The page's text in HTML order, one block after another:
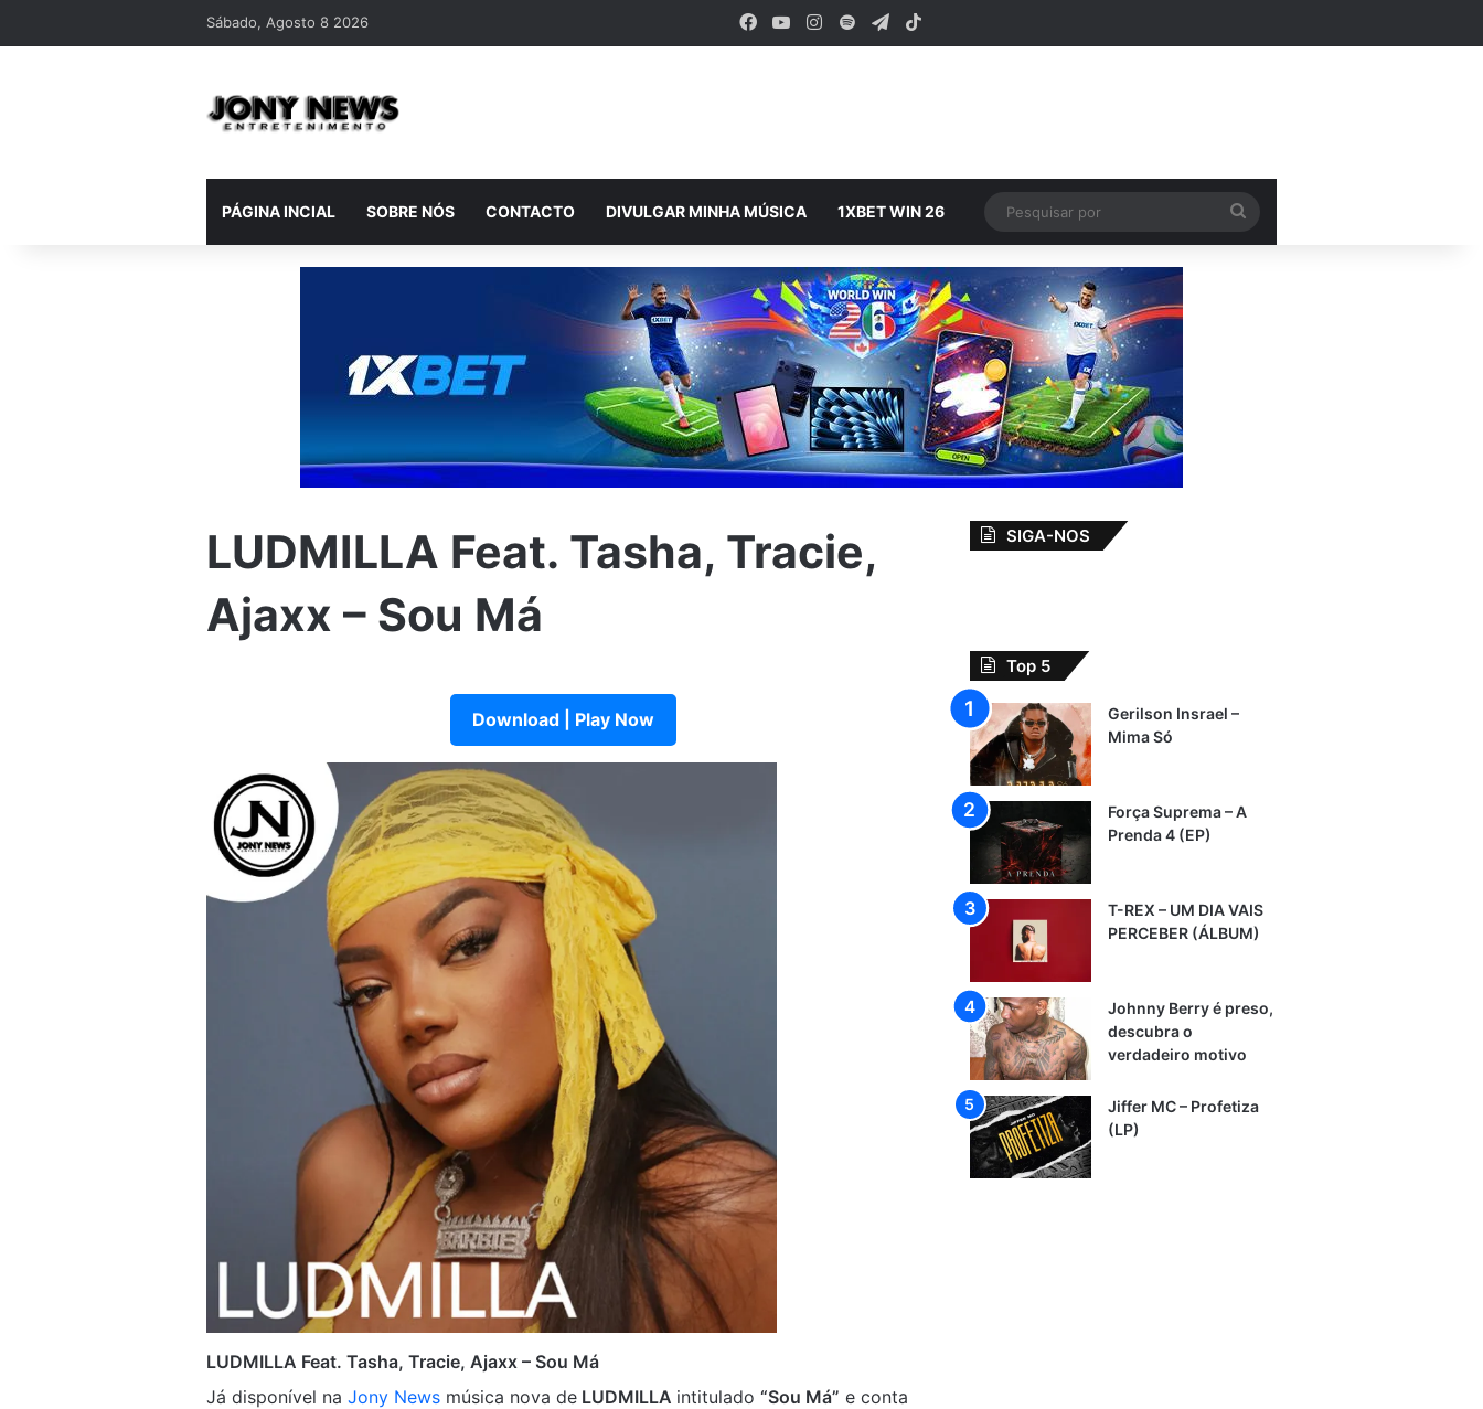
Sábado, Agosto 8 2026 Facebook
YouTubeInstagram
SpotifyTelegram
PÁGINA INCIAL SOBRE NÓS CONTACTO DIVULGAR MINHA MÚSICA 1XBET WIN 26
por
LUDMILLA Feat. Tasha, Tracie,
Ajaxx – Sou Má
Download | Play Now
LUDMILLA Feat. Tasha, Tracie, Ajaxx – Sou Má
Já disponível na Jony News música nova de LUDMILLA intitulado “Sou Má” e conta
SIGA-NOS
Top 5
Gerilson Insrael –
Mima Só
Força Suprema – A
Prenda 4 (EP)
T-REX – UM DIA VAIS
PERCEBER (ÁLBUM)
Johnny Berry é preso,
descubra o
verdadeiro motivo
Jiffer MC – Profetiza
(LP)